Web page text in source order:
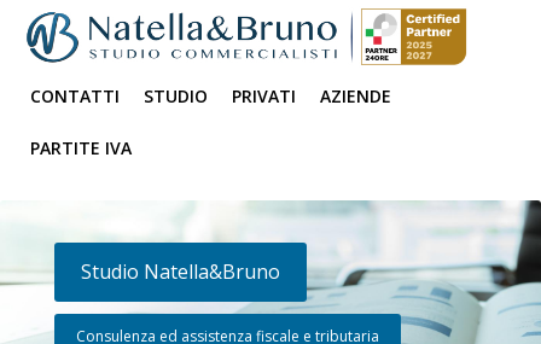
CONTATTI STUDIO PRIVATI AZIENDE
PARTITE IVA
Studio Natella&Bruno
Consulenza ed assistenza fiscale e tributaria